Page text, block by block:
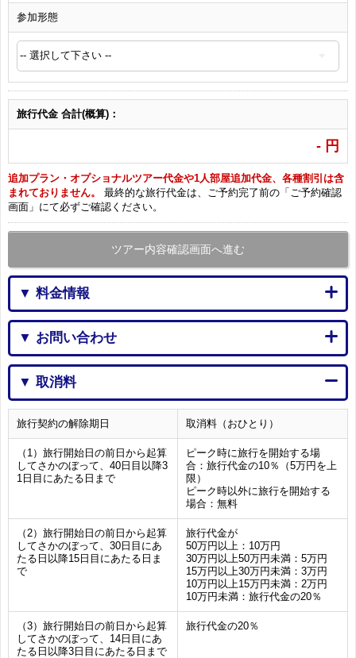
参加形態
旅行代金 合計(概算)：
- 円
追加プラン・オプショナルツアー代金や1人部屋追加代金、各種割引は含
まれておりません。
最終的な旅行代金は、ご予約完了前の「ご予約確認
画面」にて必ずご確認ください。
ツアー内容確認画面へ進む
▼ 料金情報
▼ お問い合わせ
▼ 取消料
旅行契約の解除期日 取消料（おひとり）
（1）旅行開始日の前日から起算
してさかのぼって、40日目以降3
1日目にあたる日まで
ピーク時に旅行を開始する場
合：旅行代金の10％（5万円を上
限）
ピーク時以外に旅行を開始する
場合：無料
（2）旅行開始日の前日から起算
してさかのぼって、30日目にあ
たる日以降15日目にあたる日ま
で
旅行代金が
50万円以上：10万円
30万円以上50万円未満：5万円
15万円以上30万円未満：3万円
10万円以上15万円未満：2万円
10万円未満：旅行代金の20％
（3）旅行開始日の前日から起算
してさかのぼって、14日目にあ
たる日以降3日目にあたる日まで
旅行代金の20％